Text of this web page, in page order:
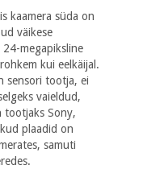
kaamera süda on
väikese
megapiksline
kui eelkäijal.
sensori tootja, ei
vaieldud,
tootjaks Sony,
plaadid on
samuti